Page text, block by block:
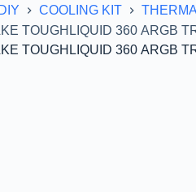
COOLING KIT
TOUGHLIQUID 360 ARGB
TOUGHLIQUID 360 ARGB